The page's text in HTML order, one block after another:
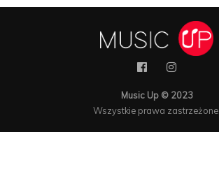
Music Up © 2023
Wszystkie prawa zastrzeżone.